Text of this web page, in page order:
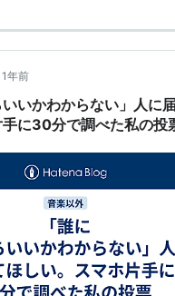
1年前
いいかわからない」人に
手に30分で調べた私の投